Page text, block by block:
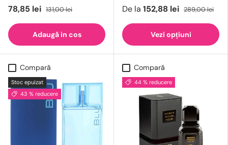
78,85 lei 131,00 lei
Adaugă in cos
De la 152,88 lei 289,00 lei
Vezi opțiuni
Compară
Stoc epuizat
43 % reducere
Compară
44 % reducere